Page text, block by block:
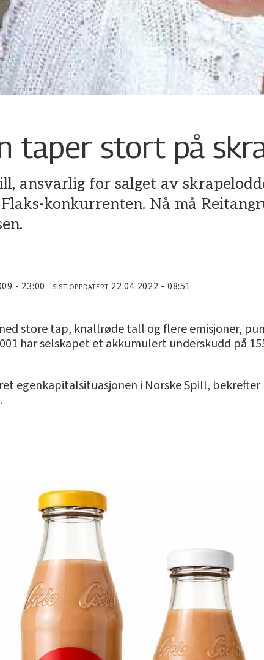
taper stort på
ansvarlig for salget av
konkurrenten. Nå må
- 23:00 SIST OPPDATERT 22.04.2022 - 08:51
store tap, knallrøde tall og flere emisjoner,
har selskapet et akkumulert underskudd på
egenkapitalsituasjonen i Norske Spill,